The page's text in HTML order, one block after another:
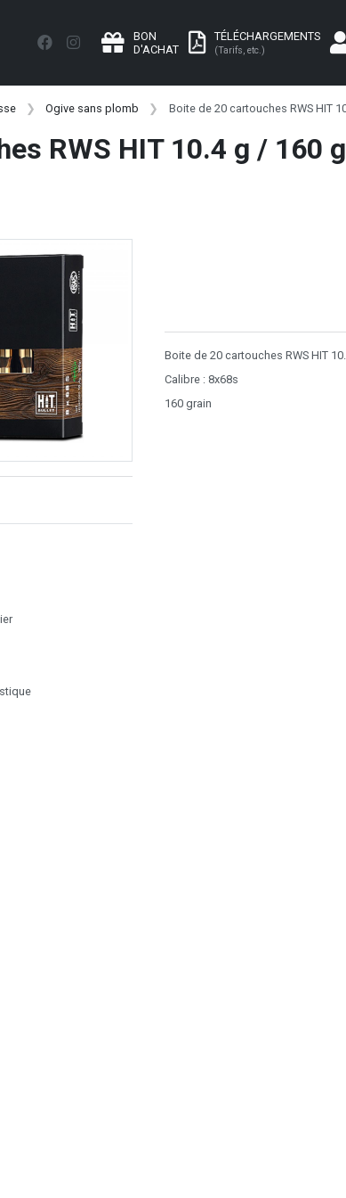
BON
D'ACHAT
TÉLÉCHARGEMENTS
(Tarifs, etc.)
Ogive sans plomb Boite de 20 cartouches RWS HIT
RWS HIT 10.4 g / 160
Boite de 20 cartouches RWS HIT
Calibre : 8x68s
160 grain